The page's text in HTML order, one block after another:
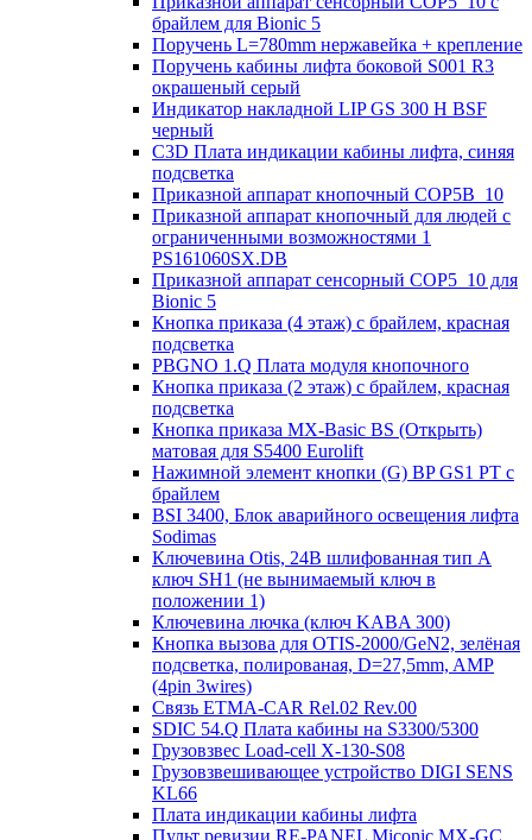
брайлем для Bionic 5
Поручень L=780mm нержавейка + крепление
Поручень кабины лифта боковой S001 R3
окрашеный серый
Индикатор накладной LIP GS 300 H BSF
черный
C3D Плата индикации кабины лифта, синяя
подсветка
Приказной аппарат кнопочный COP5B_10
Приказной аппарат кнопочный для людей с
ограниченными возможностями 1
PS161060SX.DB
Приказной аппарат сенсорный COP5_10 для
Bionic 5
Кнопка приказа (4 этаж) с брайлем, красная
подсветка
PBGNO 1.Q Плата модуля кнопочного
Кнопка приказа (2 этаж) с брайлем, красная
подсветка
Кнопка приказа MX-Basic BS (Открыть)
матовая для S5400 Eurolift
Нажимной элемент кнопки (G) BP GS1 PT с
брайлем
BSI 3400, Блок аварийного освещения лифта
Sodimas
Ключевина Otis, 24В шлифованная тип А
ключ SH1 (не вынимаемый ключ в
положении 1)
Ключевина лючка (ключ KABA 300)
Кнопка вызова для OTIS-2000/GeN2, зелёная
подсветка, полированая, D=27,5mm, AMP
(4pin 3wires)
Связь ETMA-CAR Rel.02 Rev.00
SDIC 54.Q Плата кабины на S3300/5300
Грузовзвес Load-cell X-130-S08
Грузовзвешивающее устройство DIGI SENS
KL66
Плата индикации кабины лифта
Пульт ревизии RE-PANEL Miconic MX-GC